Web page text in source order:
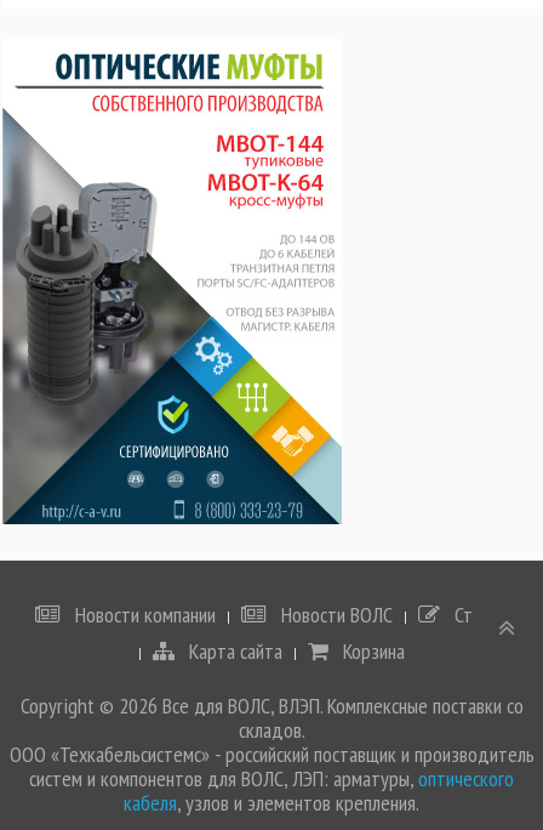
Новости компании Новости ВОЛС
Статьи
Карта сайта
Корзина
Copyright © 2026 Все для ВОЛС, ВЛЭП. Комплексные поставки со
складов.
ООО «Техкабельсистемс» - российский поставщик и производитель
систем и компонентов для ВОЛС, ЛЭП: арматуры,оптического
кабеля, узлов и элементов крепления.